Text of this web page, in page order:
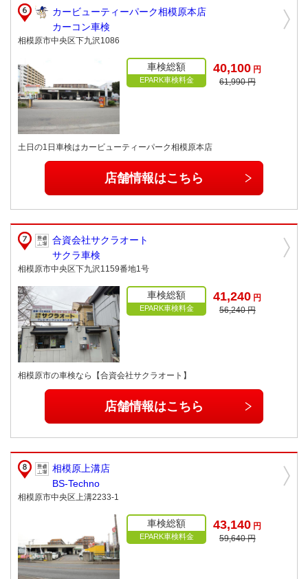
カービューティーパーク相模原本店
カーコン車検
相模原市中央区下九沢1086
車検総額
EPARK車検料金
40,100 円
61,990 円
土日の1日車検はカービューティーパーク相模原本店
店舗情報はこちら
合資会社サクラオート
サクラ車検
相模原市中央区下九沢1159番地1号
車検総額
EPARK車検料金
41,240 円
56,240 円
相模原市の車検なら【合資会社サクラオート】
店舗情報はこちら
相模原上溝店
BS-Techno
相模原市中央区上溝2233-1
車検総額
EPARK車検料金
43,140 円
59,640 円